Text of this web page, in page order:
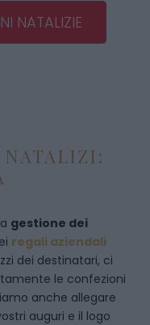
NATALIZIE
gestione dei
regali aziendali
dei destinatari, ci
le confezioni
anche allegare
auguri e il logo